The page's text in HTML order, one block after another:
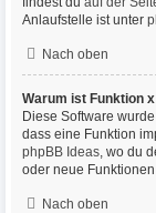
Anlaufstelle ist unter
Nach oben
Warum ist Funktion
Diese Software
dass eine Funktion
phpBB Ideas, wo du
oder neue
Nach oben